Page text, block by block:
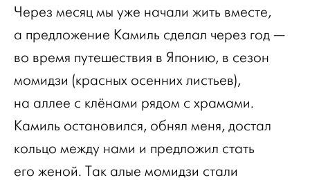
Через месяц мы уже начали жить вместе,
а предложение Камиль сделал через год —
во время путешествия в Японию, в сезон
момидзи (красных осенних листьев),
на аллее с клёнами рядом с храмами.
Камиль остановился, обнял меня, достал
кольцо между нами и предложил стать
его женой. Так алые момидзи стали